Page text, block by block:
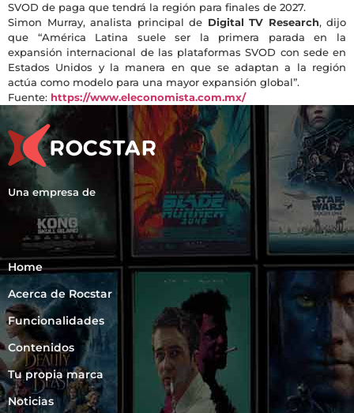
SVOD de paga que tendrá la región para finales de 2027.
Simon Murray, analista principal de Digital TV Research, dijo
que “América Latina suele ser la primera parada en la
expansión internacional de las plataformas SVOD con sede en
Estados Unidos y la manera en que se adaptan a la región
actúa como modelo para una mayor expansión global”.
Fuente: https://www.eleconomista.com.mx/
Una empresa de
Home
Acerca de Rocstar
Funcionalidades
Contenidos
Tu propia marca
Noticias